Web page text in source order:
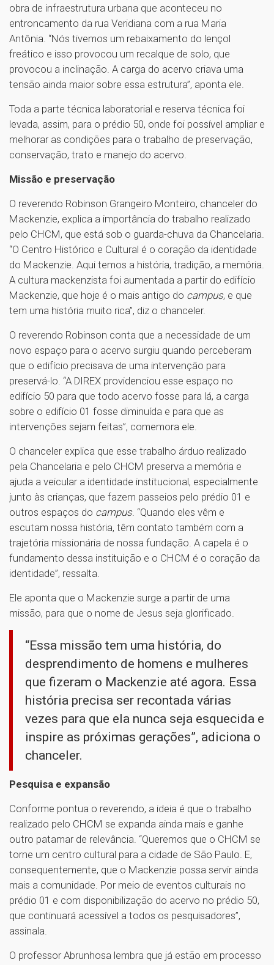
obra de infraestrutura urbana que aconteceu no
entroncamento da rua Veridiana com a rua Maria
Antônia. “Nós tivemos um rebaixamento do lençol
freático e isso provocou um recalque de solo, que
provocou a inclinação. A carga do acervo criava uma
tensão ainda maior sobre essa estrutura”, aponta ele.
Toda a parte técnica laboratorial e reserva técnica foi
levada, assim, para o prédio 50, onde foi possível ampliar e
melhorar as condições para o trabalho de preservação,
conservação, trato e manejo do acervo.
Missão e preservação
O reverendo Robinson Grangeiro Monteiro, chanceler do
Mackenzie, explica a importância do trabalho realizado
pelo CHCM, que está sob o guarda-chuva da Chancelaria.
“O Centro Histórico e Cultural é o coração da identidade
do Mackenzie. Aqui temos a história, tradição, a memória.
A cultura mackenzista foi aumentada a partir do edifício
Mackenzie, que hoje é o mais antigo do campus, e que
tem uma história muito rica”, diz o chanceler.
O reverendo Robinson conta que a necessidade de um
novo espaço para o acervo surgiu quando perceberam
que o edifício precisava de uma intervenção para
preservá-lo. “A DIREX providenciou esse espaço no
edifício 50 para que todo acervo fosse para lá, a carga
sobre o edifício 01 fosse diminuída e para que as
intervenções sejam feitas”, comemora ele.
O chanceler explica que esse trabalho árduo realizado
pela Chancelaria e pelo CHCM preserva a memória e
ajuda a veicular a identidade institucional, especialmente
junto às crianças, que fazem passeios pelo prédio 01 e
outros espaços do campus. “Quando eles vêm e
escutam nossa história, têm contato também com a
trajetória missionária de nossa fundação. A capela é o
fundamento dessa instituição e o CHCM é o coração da
identidade”, ressalta.
Ele aponta que o Mackenzie surge a partir de uma
missão, para que o nome de Jesus seja glorificado.
“Essa missão tem uma história, do
desprendimento de homens e mulheres
que fizeram o Mackenzie até agora. Essa
história precisa ser recontada várias
vezes para que ela nunca seja esquecida e
inspire as próximas gerações”, adiciona o
chanceler.
Pesquisa e expansão
Conforme pontua o reverendo, a ideia é que o trabalho
realizado pelo CHCM se expanda ainda mais e ganhe
outro patamar de relevância. “Queremos que o CHCM se
torne um centro cultural para a cidade de São Paulo. E,
consequentemente, que o Mackenzie possa servir ainda
mais a comunidade. Por meio de eventos culturais no
prédio 01 e com disponibilização do acervo no prédio 50,
que continuará acessível a todos os pesquisadores”,
assinala.
O professor Abrunhosa lembra que já estão em processo